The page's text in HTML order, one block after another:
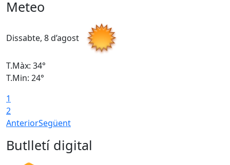
Meteo
Dissabte, 8 d’agost
T.Màx: 34°
T.Min: 24°
1
2
AnteriorSegüent
Butlletí digital